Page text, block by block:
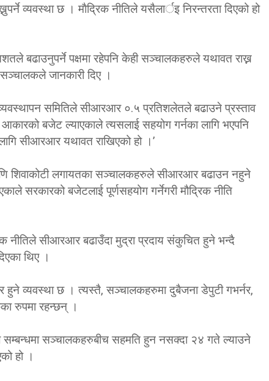
व्यवस्था छ । माैद्रिक नीतिले यसैलार्इ निरन्तरता दिएको हो
बढाउनुपर्ने पक्षमा रहेपनि केही सञ्चालकहरुले यथावत राख्न
जानकारी दिए ।
व्यवस्थापन समितिले सीआरआर ०.५ प्रतिशलेतले बढाउने प्रस्ताव
बजेट ल्याएकाले त्यसलाई सहयोग गर्नका लागि भएपनि
सीआरआर यथावत राखिएको हो ।’
शिवाकोटी लगायतका सञ्चालकहरुले सीआरआर बढाउन नहुने
सरकारको बजेटलाई पूर्णसहयोग गर्नेगरी मौद्रिक नीति
नीतिले सीआरआर बढाउँदा मुद्रा प्रदाय संकुचित हुने भन्दै
थिए ।
हुने व्यवस्था छ । त्यस्तै, सञ्चालकहरुमा दुबैजना डेपुटी गभर्नर,
रुपमा रहन्छन् ।
सञ्चालकहरुबीच सहमति हुन नसक्दा २४ गते ल्याउने
हो ।